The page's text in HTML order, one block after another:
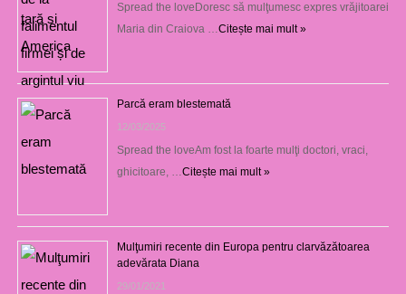
Spread the loveDoresc să mulţumesc expres vrăjitoarei
Maria din Craiova …Citește mai mult »
Parcă eram blestemată
12/03/2025
Spread the loveAm fost la foarte mulţi doctori, vraci,
ghicitoare, …Citește mai mult »
Mulţumiri recente din Europa pentru clarvăzătoarea
adevărata Diana
29/01/2021